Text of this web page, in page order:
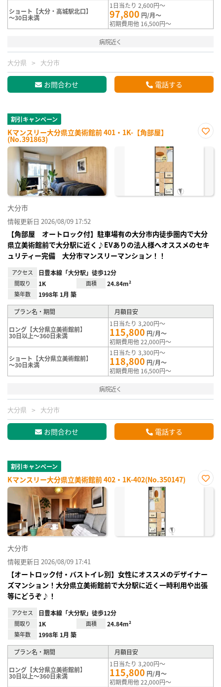
ショート【大分・高城駅北口】
～30日未満
1日当たり 2,600円～
97,800 円/月～
初期費用他 16,500円～
病院近く
大分県 大分市
お問合わせ 電話する
割引キャンペーン
Kマンスリー大分県立美術館前 401・1K-【角部屋】
(No.391863)
に入
大分市
情報更新日 2026/08/09 17:52
【角部屋 オートロック付】駐車場有の大分市内徒歩圏内で大分
県立美術館前で大分駅に近く♪EVありの法人様へオススメのセキ
ュリティー完備 大分市マンスリーマンション！！
アクセス 日豊本線「大分駅」徒歩12分
間取り 1K 面積 24.84m²
築年数 1998年 1月 築
プラン名・期間 月額目安
ロング【大分県立美術館前】
30日以上～360日未満
1日当たり 3,200円～
115,800 円/月～
初期費用他 22,000円～
ショート【大分県立美術館前】
～30日未満
1日当たり 3,300円～
118,800 円/月～
初期費用他 16,500円～
病院近く
大分県 大分市
お問合わせ 電話する
割引キャンペーン
Kマンスリー大分県立美術館前 402・1K-402(No.350147)
お気
大分市
情報更新日 2026/08/09 17:41
【オートロック付・バストイレ別】女性にオススメのデザイナー
ズマンション！大分県立美術館前で大分駅に近く一時利用や出張
等にどうぞ♪！
アクセス 日豊本線「大分駅」徒歩12分
間取り 1K 面積 24.84m²
築年数 1998年 1月 築
プラン名・期間 月額目安
ロング【大分県立美術館前】
30日以上～360日未満
1日当たり 3,200円～
115,800 円/月～
初期費用他 22,000円～